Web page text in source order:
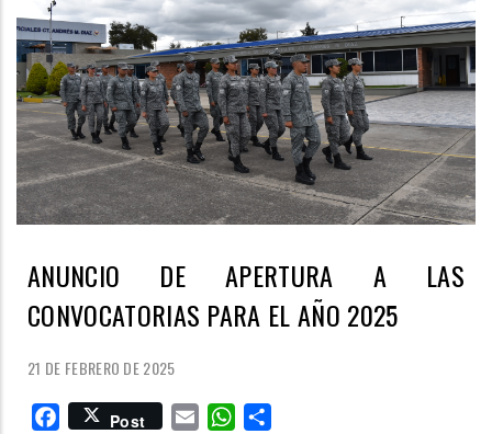
ANUNCIO DE APERTURA A LAS
CONVOCATORIAS PARA EL AÑO 2025
21 DE FEBRERO DE 2025
FacebookPost Email WhatsApp